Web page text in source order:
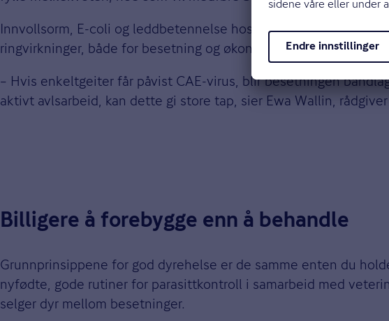
Innvollsorm, E-coli og leddbetennelse hos spedlam er vanlige
ringvirkninger, både for besetning og økonomi.
– Hvis enkeltgeiter får påvist CAE-virus, blir besetningen
aktivt avlsarbeid, kan dette gi store tap, sier Ewa Wallin,
Billigere å forebygge enn å behandle
Grunnprinsippene for god dyrehelse er de samme enten du
nyfødte, gode rutiner for parasittkontroll i samarbeid med
selger dyr mellom besetninger.